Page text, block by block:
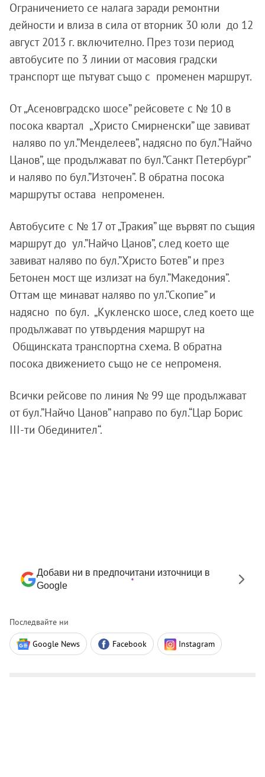
Ограничението се налага заради ремонтни
дейности и влиза в сила от вторник 30 юли до 12
август 2013 г. включително. През този период
автобусите по 3 линии от масовия градски
транспорт ще пътуват също с променен маршрут.
От „Асеновградско шосе” рейсовете с № 10 в
посока квартал „Христо Смирненски” ще завиват
наляво по ул.”Менделеев”, надясно по бул.”Найчо
Цанов”, ще продължават по бул.”Санкт Петербург”
и наляво по бул.”Източен”. В обратна посока
маршрутът остава непроменен.
Автобусите с № 17 от „Тракия” ще вървят по същия
маршрут до ул.”Найчо Цанов”, след което ще
завиват наляво по бул.”Христо Ботев” и през
Бетонен мост ще излизат на бул.”Македония”.
Оттам ще минават наляво по ул.”Скопие” и
надясно по бул. „Кукленско шосе, след което ще
продължават по утвърдения маршрут на
Общинската транспортна схема. В обратна
посока движението също не се непроменя.
Всички рейсове по линия № 99 ще продължават
от бул.”Найчо Цанов” направо по бул.“Цар Борис
III-ти Обединител“.
Добави ни в предпочитани източници в
Google
Последвайте ни
Google News Facebook Instagram